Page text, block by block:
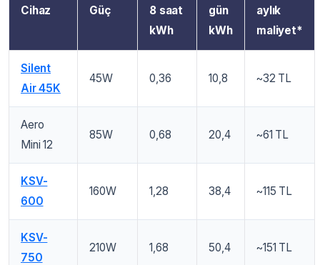
Cihaz Güç
8 saat
kWh
gün
kWh
aylık
maliyet*
Silent
Air 45K
45W 0,36 10,8 ~32 TL
Aero
Mini 12
85W 0,68 20,4 ~61 TL
KSV-
600
160W 1,28 38,4 ~115 TL
KSV-
750
210W 1,68 50,4 ~151 TL